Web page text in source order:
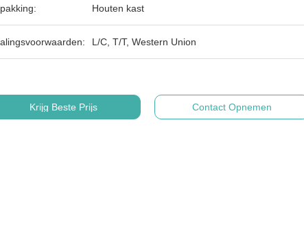
Houten kast
L/C, T/T, Western Union
Krijg Beste Prijs Contact Opnemen